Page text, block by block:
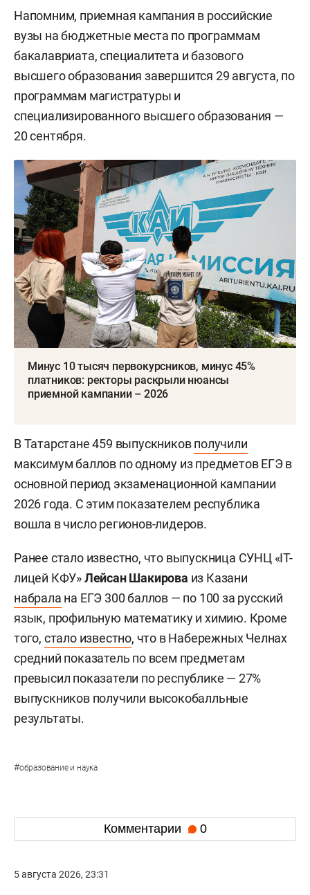
Напомним, приемная кампания в российские
вузы на бюджетные места по программам
бакалавриата, специалитета и базового
высшего образования завершится 29 августа, по
программам магистратуры и
специализированного высшего образования —
20 сентября.
Минус 10 тысяч первокурсников, минус 45%
платников: ректоры раскрыли нюансы
приемной кампании – 2026
В Татарстане 459 выпускниковполучили
максимум баллов по одному из предметов ЕГЭ в
основной период экзаменационной кампании
2026 года. С этим показателем республика
вошла в число регионов-лидеров.
Ранее стало известно, что выпускница СУНЦ «IT-
лицей КФУ»Лейсан Шакирова из Казани
набрала на ЕГЭ 300 баллов — по 100 за русский
язык, профильную математику и химию. Кроме
того, стало известно, что в Набережных Челнах
средний показатель по всем предметам
превысил показатели по республике — 27%
выпускников получили высокобалльные
результаты.
#образование и наука
Комментарии 0
5 августа 2026, 23:31